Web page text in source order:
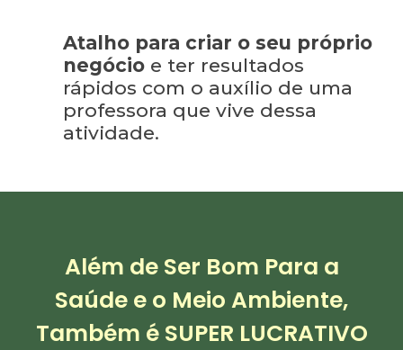
Atalho para criar o seu próprio
negócio e ter resultados
rápidos com o auxílio de uma
professora que vive dessa
atividade.
Além de Ser Bom Para a
Saúde e o Meio Ambiente,
Também é SUPER LUCRATIVO